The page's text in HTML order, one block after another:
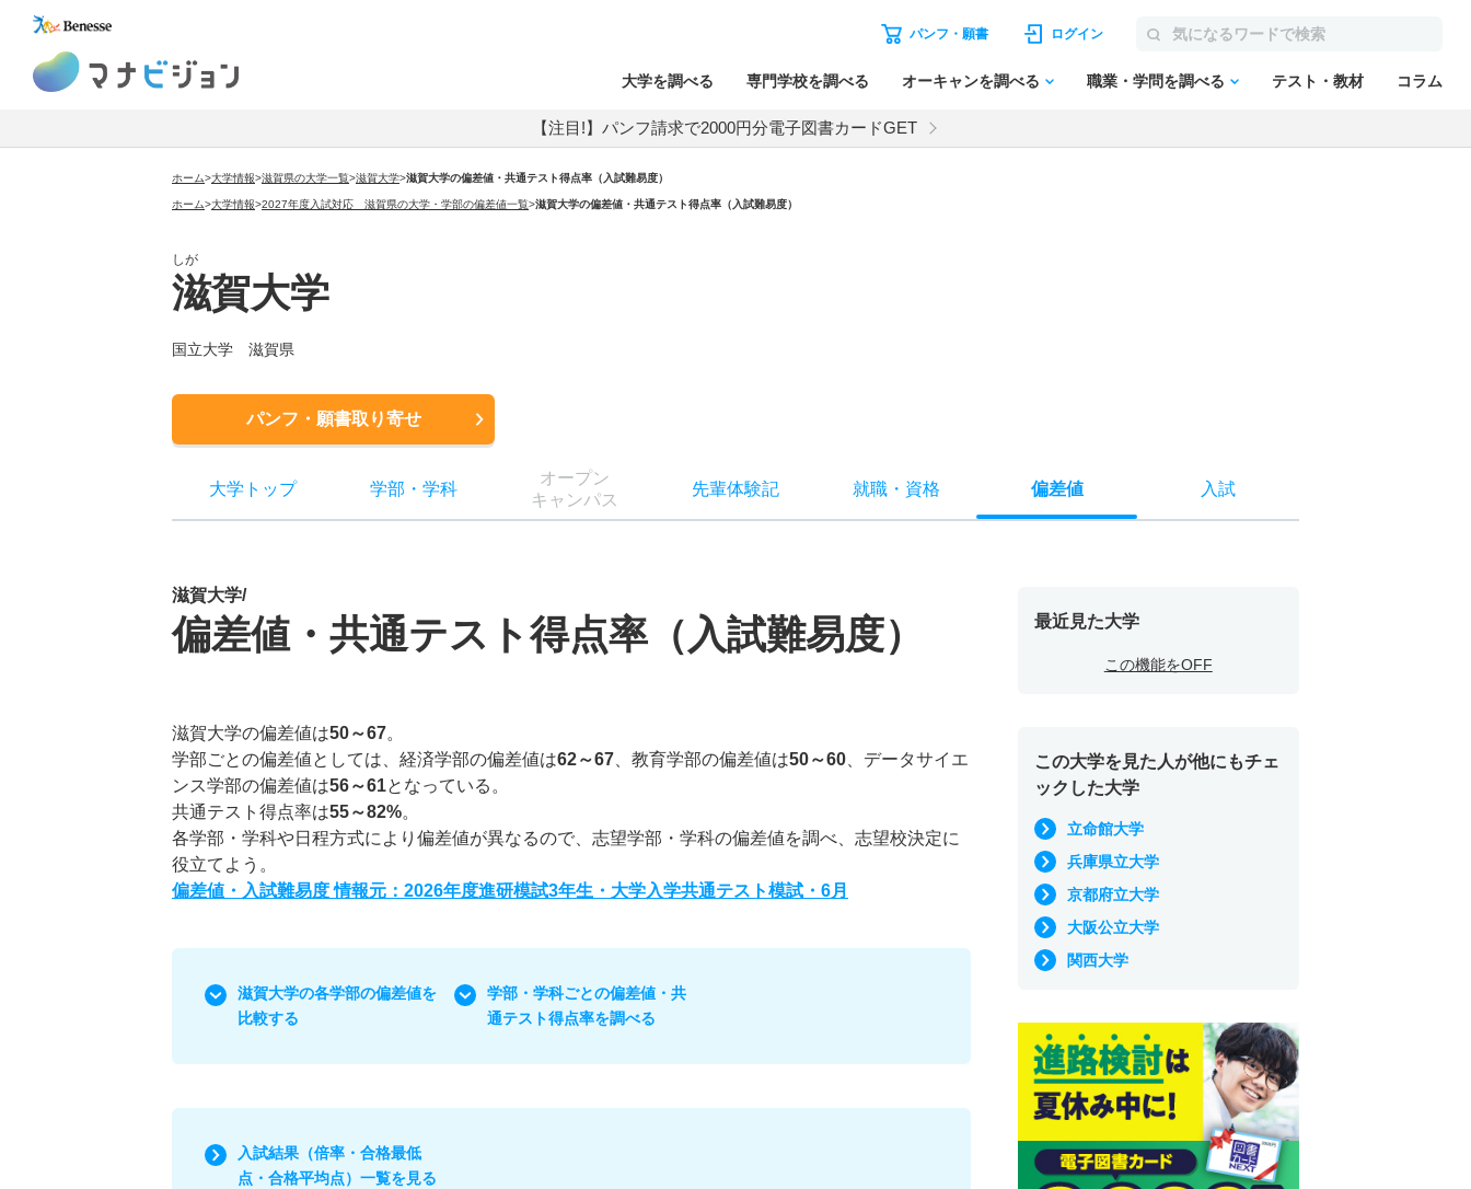
パンフ・願書 ログイン
大学を調べる 専門学校を調べる オーキャンを調べる 職業・学問を調べる テスト・教材 コラム
【注目!】パンフ請求で2000円分電子図書カードGET
ホーム>大学情報>滋賀県の大学一覧>滋賀大学>滋賀大学の偏差値・共通テスト得点率（入試難易度）
ホーム>大学情報>2027年度入試対応 滋賀県の大学・学部の偏差値一覧>滋賀大学の偏差値・共通テスト得点率（入試難易度）
しが
滋賀大学
国立大学 滋賀県
パンフ・願書取り寄せ
大学トップ 学部 ・ 学科
オープン
キャンパス
先輩体験記 就職・ 資格 偏差値 入試
滋賀大学/
偏差値・共通テスト得点率（入試難易度）
滋賀大学の偏差値は50～67。
学部ごとの偏差値としては、経済学部の偏差値は62～67 、教育学部の偏差値は50～60 、データサイエ
ンス学部の偏差値は56～61となっている。
共通テスト得点率は55～82%。
各学部・学科や日程方式により偏差値が異なるので、志望学部・学科の偏差値を調べ、志望校決定に
役立てよう。
偏差値・入試難易度 情報元：2026年度進研模試3年生・大学入学共通テスト模試・6月
滋賀大学の各学部の偏差値を
比較する
学部・学科ごとの偏差値・共
通テスト得点率を調べる
入試結果（倍率・合格最低
点・合格平均点）一覧を見る
最近見た大学
この機能をOFF
この大学を見た人が他にもチェ
ックした大学
立命館大学
兵庫県立大学
京都府立大学
大阪公立大学
関西大学